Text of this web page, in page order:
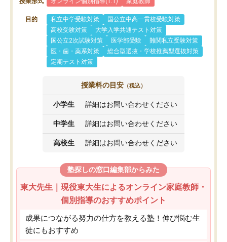
目的 私立中学受験対策
国公立中高一貫校受験対策
高校受験対策
大学入学共通テスト対策
国公立2次試験対策
医学部受験
難関私立受験対策
医・歯・薬系対策
総合型選抜・学校推薦型選抜対策
定期テスト対策
授業料の目安 （税込）
小学生 詳細はお問い合わせください
中学生 詳細はお問い合わせください
高校生 詳細はお問い合わせください
塾探しの窓口編集部からみた
東大先生｜現役東大生によるオンライン家庭教師・
個別指導のおすすめポイント
成果につながる努力の仕方を教える塾！伸び悩む生
徒にもおすすめ